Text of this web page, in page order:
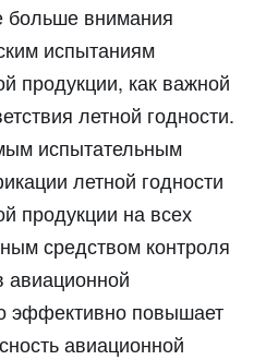
больше внимания
испытаниям
продукции, как важной
летной годности.
испытательным
летной годности
продукции на всех
средством контроля
авиационной
эффективно повышает
авиационной